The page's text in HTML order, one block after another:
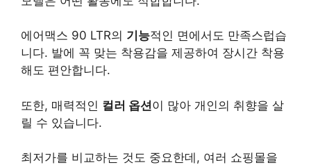
에어맥스 90 LTR의 기능적인 면에서도 만족스럽습
니다. 발에 꼭 맞는 착용감을 제공하여 장시간 착용
해도 편안합니다.
또한, 매력적인 컬러 옵션이 많아 개인의 취향을 살
릴 수 있습니다.
최저가를 비교하는 것도 중요한데, 여러 쇼핑몰을